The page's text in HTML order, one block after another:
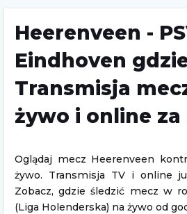
Heerenveen -
Eindhoven
Transmisja
żywo i online
Oglądaj mecz Heerenveen
żywo. Transmisja TV i online
Zobacz, gdzie śledzić mecz w
(Liga Holenderska) na żywo od